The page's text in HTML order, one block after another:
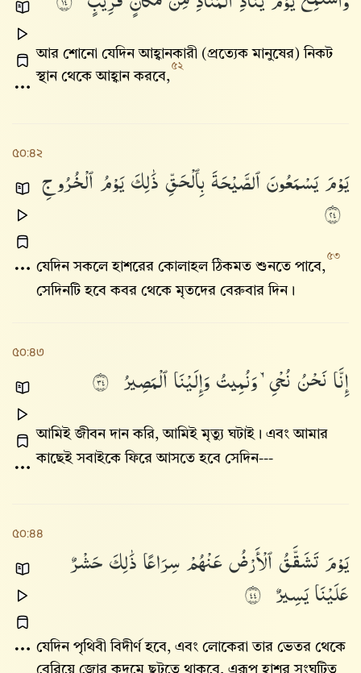
আর শোনো যেদিন আহ্বানকারী (প্রত্যেক মানুষের) নিকট
স্থান থেকে আহ্বান করবে,
৫২
৫০:৪২
يَوْمَيَسْمَعُونَٱلصَّيْحَةَبِٱلْحَقِّذَٰلِكَيَوْمُٱلْخُرُوجِ
٤٢
যেদিন সকলে হাশরের কোলাহল ঠিকমত শুনতে পাবে,
৫৩
সেদিনটি হবে কবর থেকে মৃতদের বেরুবার দিন।
৫০:৪৩
إِنَّانَحْنُنُحْىِۦوَنُمِيتُوَإِلَيْنَاٱلْمَصِيرُ ٤٣
আমিই জীবন দান করি, আমিই মৃত্যু ঘটাই। এবং আমার
কাছেই সবাইকে ফিরে আসতে হবে সেদিন---
৫০:৪৪
يَوْمَتَشَقَّقُٱلْأَرْضُعَنْهُمْسِرَاعًاذَٰلِكَحَشْرٌ
عَلَيْنَايَسِيرٌ ٤٤
যেদিন পৃথিবী বিদীর্ণ হবে, এবং লোকেরা তার ভেতর থেকে
বেরিয়ে জোর কদমে ছুটতে থাকবে, এরূপ হাশর সংঘটিত